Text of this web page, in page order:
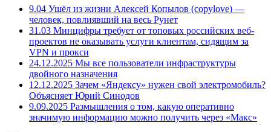
9.04 Ушёл из жизни Алексей Копылов (copylove) —
человек, повлиявший на весь Рунет
31.03 Минцифры требует от топовых российских веб-
проектов не оказывать услуги клиентам, сидящим за
VPN и прокси
24.12.2025 Мы все пользователи инфраструктуры
двойного назначения
12.12.2025 Зачем «Яндексу» нужен свой электромобиль?
Объясняет Юрий Синодов
9.09.2025 Размышления о том, какую оперативно
значимую информацию можно получить через «Макс»